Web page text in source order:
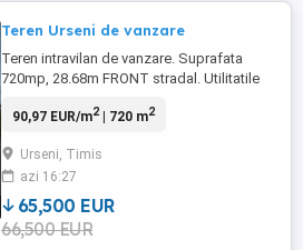
Teren Urseni de vanzare
Teren intravilan de vanzare. Suprafata
720mp, 28.68m FRONT stradal. Utilitatile
care este asfaltata si iluminata. Zona de
Direct de la proprietar.Pret 65500Euro. Se
poate construi casa individuala regim
Parter.Telefon ...
90,97 EUR/m2| 720 m2
Urseni, Timis
azi 16:27
65,500 EUR
66,500 EUR